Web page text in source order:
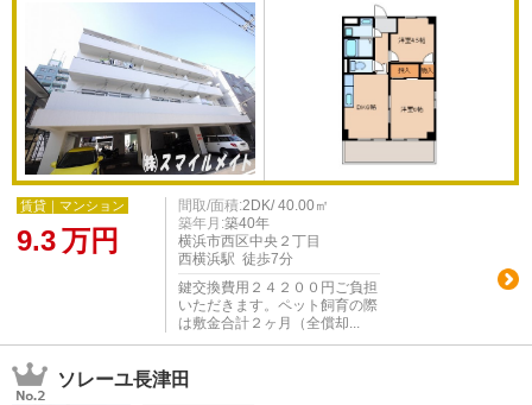
賃貸｜マンション
9.3万円
間取/面積:2DK/ 40.00㎡
築年月:築40年
横浜市西区中央２丁目
西横浜駅 徒歩7分
鍵交換費用２４２００円ご負担
いただきます。ペット飼育の際
は敷金合計２ヶ月（全償却...
ソレーユ長津田